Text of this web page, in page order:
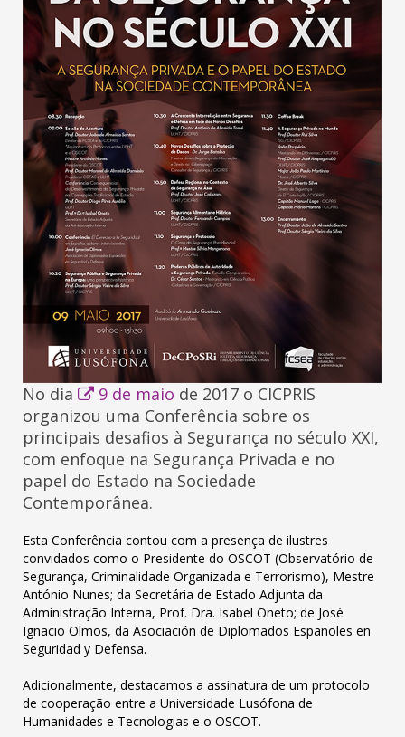
No dia 9 de maio de 2017 o CICPRIS
organizou uma Conferência sobre os
principais desafios à Segurança no século XXI,
com enfoque na Segurança Privada e no
papel do Estado na Sociedade
Contemporânea.
Esta Conferência contou com a presença de ilustres
convidados como o Presidente do OSCOT (Observatório de
Segurança, Criminalidade Organizada e Terrorismo), Mestre
António Nunes; da Secretária de Estado Adjunta da
Administração Interna, Prof. Dra. Isabel Oneto; de José
Ignacio Olmos, da Asociación de Diplomados Españoles en
Seguridad y Defensa.
Adicionalmente, destacamos a assinatura de um protocolo
de cooperação entre a Universidade Lusófona de
Humanidades e Tecnologias e o OSCOT.